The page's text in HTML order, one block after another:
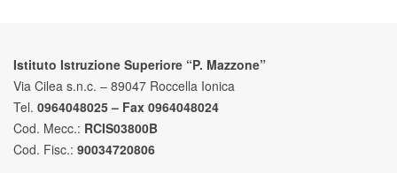
Istituto Istruzione Superiore “P. Mazzone”
Via Cilea s.n.c. – 89047 Roccella Ionica
Tel. 0964048025 – Fax 0964048024
Cod. Mecc.: RCIS03800B
Cod. Fisc.: 90034720806